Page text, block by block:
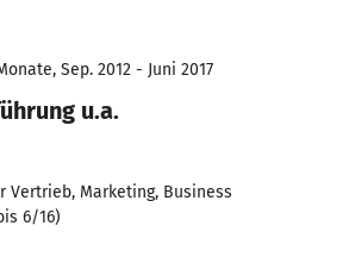
Sep. 2012 - Juni 2017
u.a.
Vertrieb, Marketing, Business
6/16)